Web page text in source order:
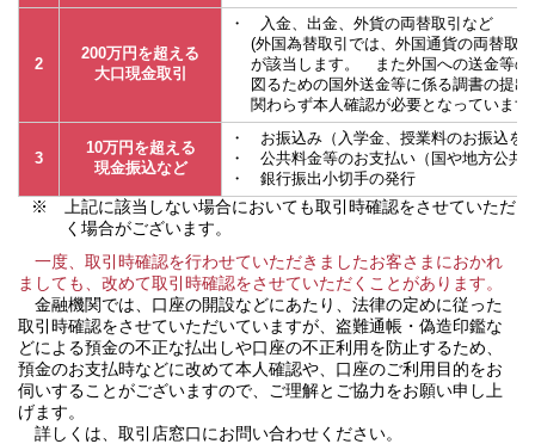
2
200万円を超える
大口現金取引
・ 入金、出金、外貨の両替取引など
(外国為替取引では、外国通貨の両替取
が該当します。 また外国への送金等の
図るための国外送金等に係る調書の提
関わらず本人確認が必要となっています
3
10万円を超える
現金振込など
・ お振込み（入学金、授業料のお振込を
・ 公共料金等のお支払い（国や地方公共
・ 銀行振出小切手の発行
※ 上記に該当しない場合においても取引時確認をさせていただ
く場合がございます。
一度、取引時確認を行わせていただきましたお客さまにおかれ
ましても、改めて取引時確認をさせていただくことがあります。
金融機関では、口座の開設などにあたり、法律の定めに従った
取引時確認をさせていただいていますが、盗難通帳・偽造印鑑な
どによる預金の不正な払出しや口座の不正利用を防止するため、
預金のお支払時などに改めて本人確認や、口座のご利用目的をお
伺いすることがございますので、ご理解とご協力をお願い申し上
げます。
詳しくは、取引店窓口にお問い合わせください。